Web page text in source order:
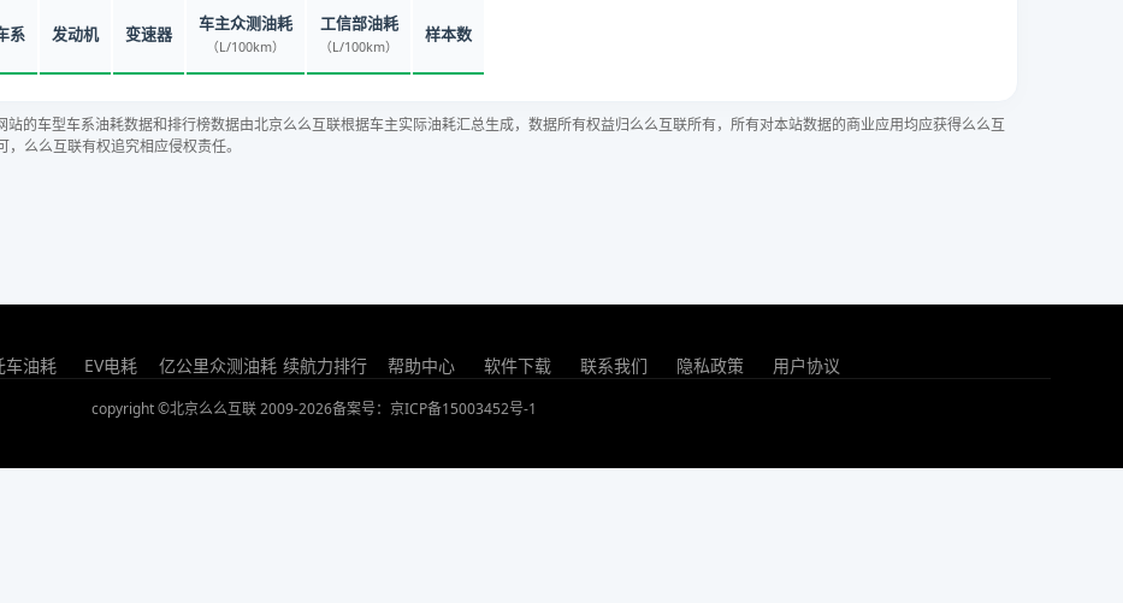
系 发动机 变速器 车主众测油耗
（L/100km）
工信部油耗
（L/100km）
样本数
站的车型车系油耗数据和排行榜数据由北京么么互联根据车主实际油耗汇总生成，数据所有权益归么么互联所有，所有对本站数据的商业应用均应获得么么互
么么互联有权追究相应侵权责任。
车油耗 EV电耗 亿公里众测油耗 续航力排行 帮助中心 软件下载 联系我们 隐私政策 用户协议
copyright ©北京么么互联 2009-2026备案号：京ICP备15003452号-1